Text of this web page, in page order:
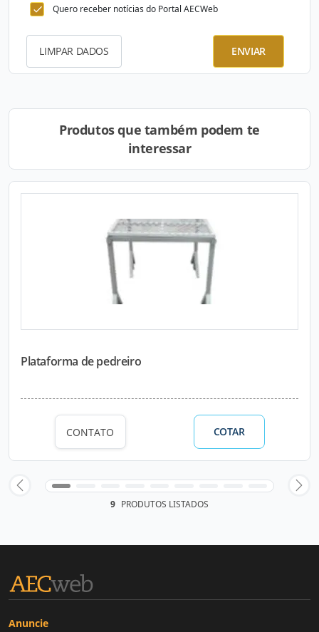
Quero receber notícias do Portal AECWeb
LIMPAR DADOS ENVIAR
Produtos que também podem te
interessar
Plataforma de pedreiro
CONTATO COTAR
9 PRODUTOS LISTADOS
Anuncie